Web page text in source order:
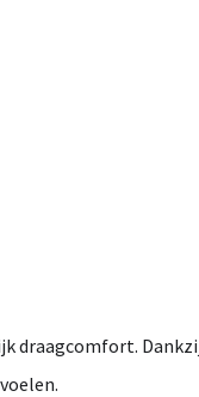
draagcomfort.